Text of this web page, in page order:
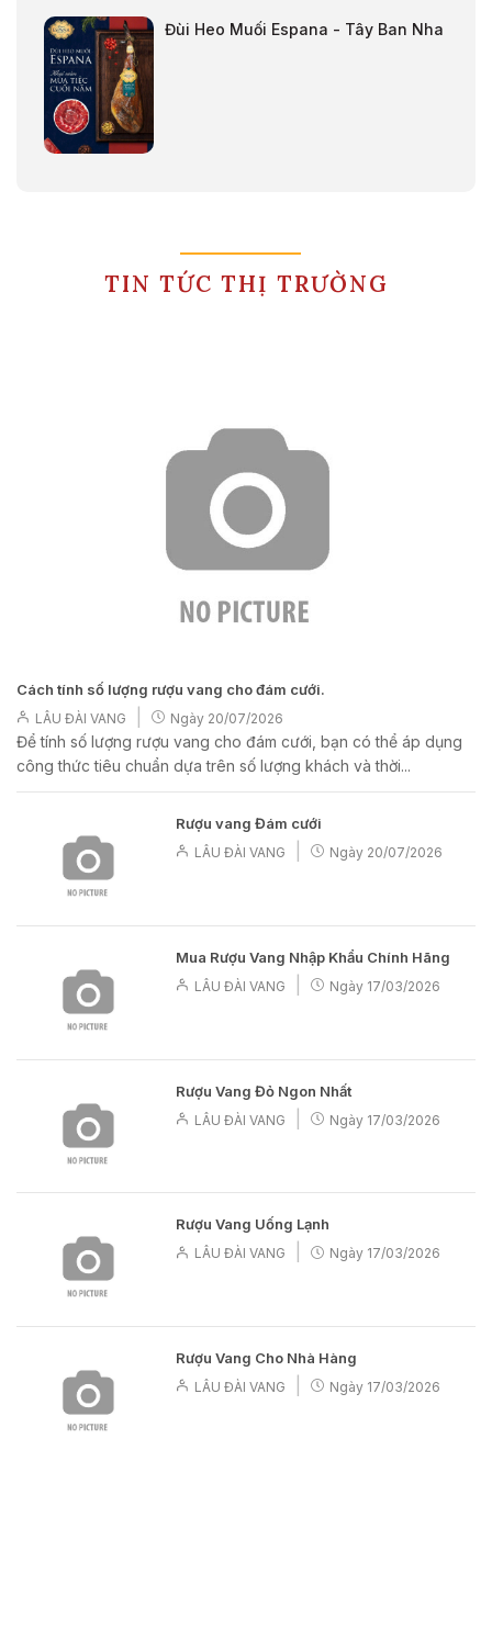
Đùi Heo Muối Espana - Tây Ban Nha
TIN TỨC THỊ TRƯỜNG
Cách tính số lượng rượu vang cho đám cưới.
LÂU ĐÀI VANG Ngày 20/07/2026
Để tính số lượng rượu vang cho đám cưới, bạn có thể áp dụng
công thức tiêu chuẩn dựa trên số lượng khách và thời...
Rượu vang Đám cưới
LÂU ĐÀI VANG Ngày 20/07/2026
Mua Rượu Vang Nhập Khẩu Chính Hãng
LÂU ĐÀI VANG Ngày 17/03/2026
Rượu Vang Đỏ Ngon Nhất
LÂU ĐÀI VANG Ngày 17/03/2026
Rượu Vang Uống Lạnh
LÂU ĐÀI VANG Ngày 17/03/2026
Rượu Vang Cho Nhà Hàng
LÂU ĐÀI VANG Ngày 17/03/2026